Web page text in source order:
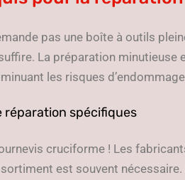
pas une boîte à outils
La préparation minutieuse
les risques
réparation spécifiques
cruciforme ! Les
est souvent